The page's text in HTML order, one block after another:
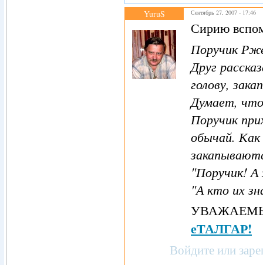
YuruS Сентябрь 27, 2007 - 17:46
Сирию
Поручик
Друг
голову,
Думает,
Поручик
обычай.
"Поручик!
"А кто их
еТАЛГАР!
Войдите или